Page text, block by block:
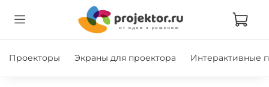
Проекторы Экраны для проектора Интерактивные